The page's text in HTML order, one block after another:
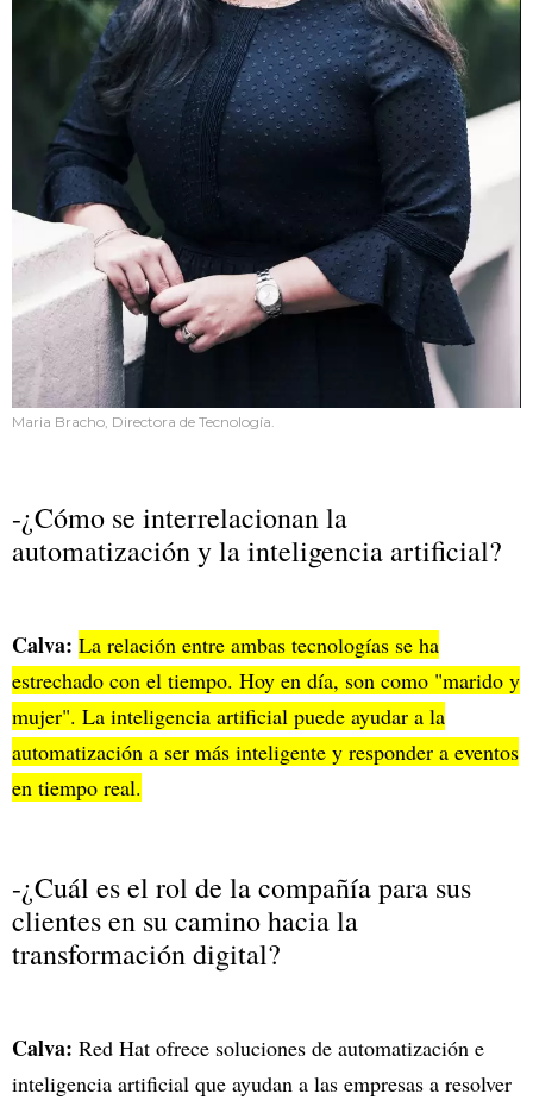
Maria Bracho, Directora de Tecnología.
-¿Cómo se interrelacionan la
automatización y la inteligencia artificial?
Calva: La relación entre ambas tecnologías se ha
estrechado con el tiempo. Hoy en día, son como "marido y
mujer". La inteligencia artificial puede ayudar a la
automatización a ser más inteligente y responder a eventos
en tiempo real.
-¿Cuál es el rol de la compañía para sus
clientes en su camino hacia la
transformación digital?
Calva: Red Hat ofrece soluciones de automatización e
inteligencia artificial que ayudan a las empresas a resolver